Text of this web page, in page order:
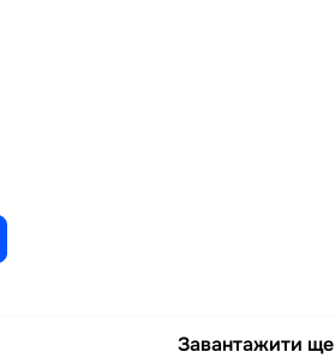
Завантажити ще